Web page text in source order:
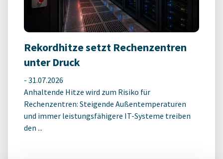
Rekordhitze setzt Rechenzentren
unter Druck
- 31.07.2026
Anhaltende Hitze wird zum Risiko für
Rechenzentren: Steigende Außentemperaturen
und immer leistungsfähigere IT-Systeme treiben
den ...